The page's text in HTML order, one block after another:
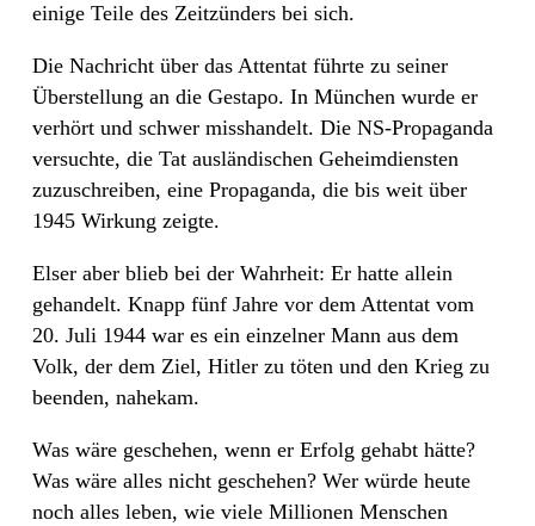
einige Teile des Zeitzünders bei sich.
Die Nachricht über das Attentat führte zu seiner
Überstellung an die Gestapo. In München wurde er
verhört und schwer misshandelt. Die NS-Propaganda
versuchte, die Tat ausländischen Geheimdiensten
zuzuschreiben, eine Propaganda, die bis weit über
1945 Wirkung zeigte.
Elser aber blieb bei der Wahrheit: Er hatte allein
gehandelt. Knapp fünf Jahre vor dem Attentat vom
20. Juli 1944 war es ein einzelner Mann aus dem
Volk, der dem Ziel, Hitler zu töten und den Krieg zu
beenden, nahekam.
Was wäre geschehen, wenn er Erfolg gehabt hätte?
Was wäre alles nicht geschehen? Wer würde heute
noch alles leben, wie viele Millionen Menschen